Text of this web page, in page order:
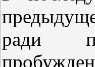
ради